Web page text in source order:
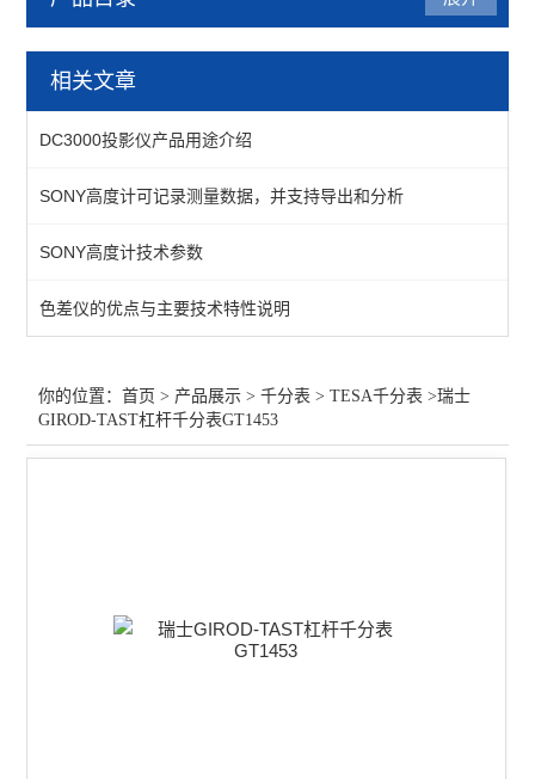
千分表
相关文章
DC3000投影仪产品用途介绍
SONY高度计可记录测量数据，并支持导出和分析
SONY高度计技术参数
色差仪的优点与主要技术特性说明
你的位置：首页 > 产品展示 >千分表 >TESA千分表 >瑞士
GIROD-TAST杠杆千分表GT1453